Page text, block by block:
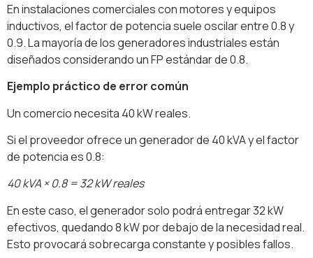
En instalaciones comerciales con motores y equipos
inductivos, el factor de potencia suele oscilar entre 0.8 y
0.9. La mayoría de los generadores industriales están
diseñados considerando un FP estándar de 0.8.
Ejemplo práctico de error común
Un comercio necesita 40 kW reales.
Si el proveedor ofrece un generador de 40 kVA y el factor
de potencia es 0.8:
40 kVA × 0.8 = 32 kW reales
En este caso, el generador solo podrá entregar 32 kW
efectivos, quedando 8 kW por debajo de la necesidad real.
Esto provocará sobrecarga constante y posibles fallos.